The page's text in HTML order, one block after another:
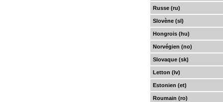
Russe (ru)
Slovène (sl)
Hongrois (hu)
Norvégien (no)
Slovaque (sk)
Letton (lv)
Estonien (et)
Roumain (ro)